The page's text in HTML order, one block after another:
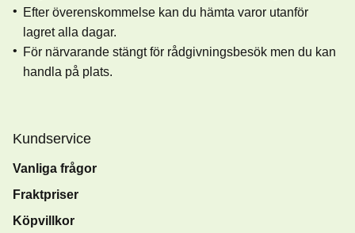
Efter överenskommelse kan du hämta varor utanför
lagret alla dagar.
För närvarande stängt för rådgivningsbesök men du kan
handla på plats.
Kundservice
Vanliga frågor
Fraktpriser
Köpvillkor